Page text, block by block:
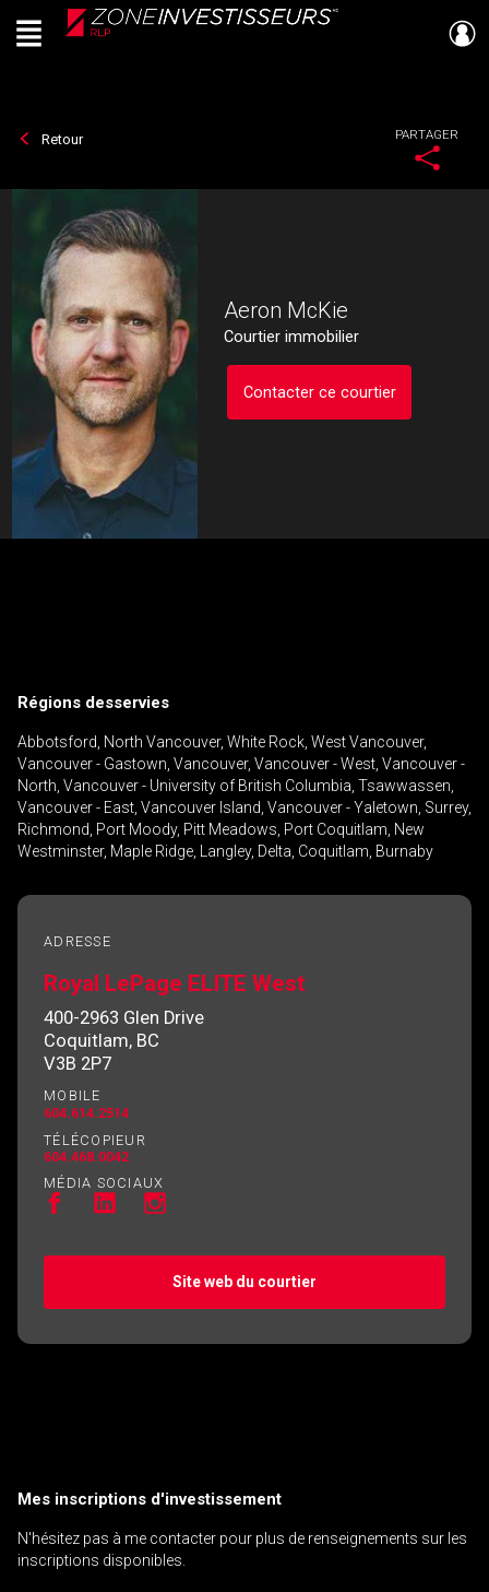
Live
En Direct
Menu
Retour PARTAGER
Aeron McKie
Courtier immobilier
Contacter ce courtier
votre
courtier
directement
Téléphone
(Optionnel)
Courriel
Message
En cliquant sur le bouton « soumettre », vous
consentez à nos conditions d'utilisation et vous
nous fournissez l'autorisation écrite de
communiquer avec vous.
Régions desservies
Abbotsford, North Vancouver, White Rock, West Vancouver,
Vancouver - Gastown, Vancouver, Vancouver - West, Vancouver -
North, Vancouver - University of British Columbia, Tsawwassen,
Vancouver - East, Vancouver Island, Vancouver - Yaletown, Surrey,
Richmond, Port Moody, Pitt Meadows, Port Coquitlam, New
Westminster, Maple Ridge, Langley, Delta, Coquitlam, Burnaby
ADRESSE
Royal LePage ELITE West
400-2963 Glen Drive
Coquitlam, BC
V3B 2P7
MOBILE
604.614.2514
TÉLÉCOPIEUR
604.468.0042
MÉDIA SOCIAUX
Site web du courtier
Mes inscriptions d'investissement
N'hésitez pas à me contacter pour plus de renseignements sur les
inscriptions disponibles.